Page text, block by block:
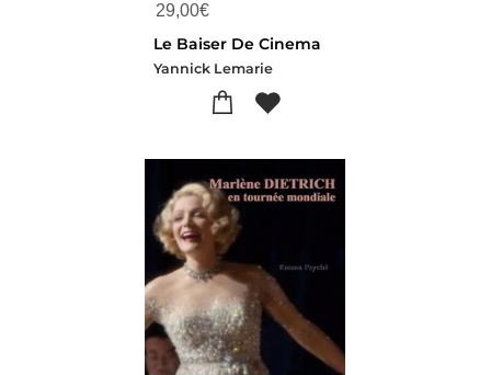
29,00€
Le Baiser De Cinema
Yannick Lemarie